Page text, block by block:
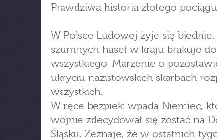
Prawdziwa historia złotego
W Polsce Ludowej żyje się
szumnych haseł w kraju brakuje
wszystkiego. Marzenie o
ukryciu nazistowskich skarbach
wszystkich.
W ręce bezpieki wpada Niemiec,
wojnie zdecydował się zostać na
Śląsku. Zeznaje, że w ostatnich